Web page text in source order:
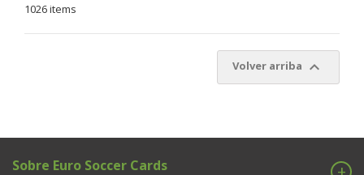
1026 items
Volver arriba 
Sobre Euro Soccer Cards